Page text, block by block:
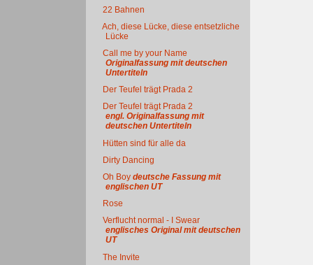
22 Bahnen
Ach, diese Lücke, diese entsetzliche
Lücke
Call me by your Name
Originalfassung mit deutschen
Untertiteln
Der Teufel trägt Prada 2
Der Teufel trägt Prada 2
engl. Originalfassung mit
deutschen Untertiteln
Hütten sind für alle da
Dirty Dancing
Oh Boydeutsche Fassung mit
englischen UT
Rose
Verflucht normal - I Swear
englisches Original mit deutschen
UT
The Invite